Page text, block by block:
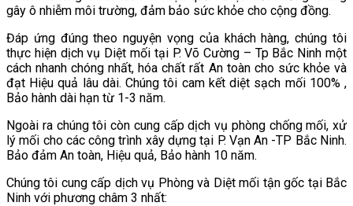
gây ô nhiễm môi trường, đảm bảo sức khỏe cho cộng đồng.
Đáp ứng đúng theo nguyện vọng của khách hàng, chúng tôi
thực hiện dịch vụ Diệt mối tại P. Võ Cường – Tp Bắc Ninh một
cách nhanh chóng nhất, hóa chất rất An toàn cho sức khỏe và
đạt Hiệu quả lâu dài. Chúng tôi cam kết diệt sạch mối 100% ,
Bảo hành dài hạn từ 1-3 năm.
Ngoài ra chúng tôi còn cung cấp dịch vụ phòng chống mối, xử
lý mối cho các công trình xây dựng tại P. Vạn An -TP Bắc Ninh.
Bảo đảm An toàn, Hiệu quả, Bảo hành 10 năm.
Chúng tôi cung cấp dịch vụ Phòng và Diệt mối tận gốc tại Bắc
Ninh với phương châm 3 nhất: